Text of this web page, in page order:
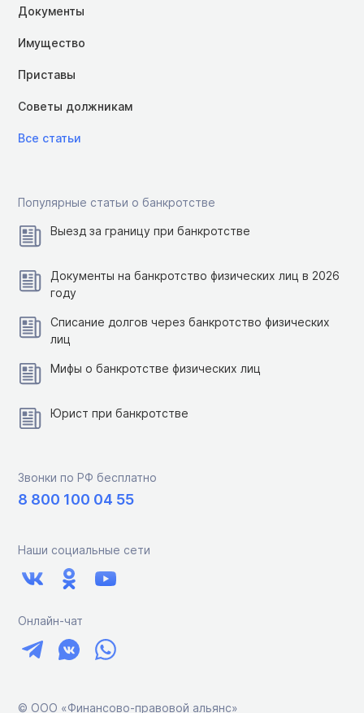
Документы
Имущество
Приставы
Советы должникам
Все статьи
Популярные статьи о банкротстве
Выезд за границу при банкротстве
Документы на банкротство физических лиц в 2026
году
Списание долгов через банкротство физических
лиц
Мифы о банкротстве физических лиц
Юрист при банкротстве
Звонки по РФ бесплатно
8 800 100 04 55
Наши социальные сети
Онлайн-чат
© ООО «Финансово-правовой альянс»